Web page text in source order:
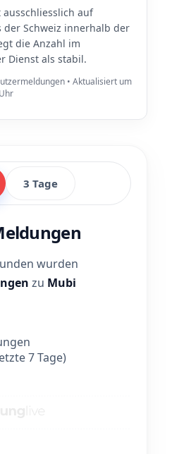
auf
Schweiz innerhalb der
die Anzahl im
Dienst als stabil.
• Aktualisiert um
3 Tage
wurden
zu Mubi
7 Tage)